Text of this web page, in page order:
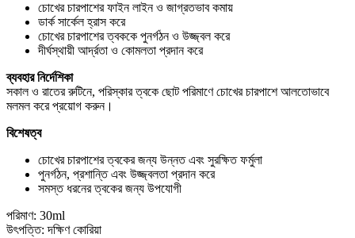
চোখের চারপাশের ফাইন লাইন ও জাগ্রতভাব কমায়
ডার্ক সার্কেল হ্রাস করে
চোখের চারপাশের ত্বককে পুনর্গঠন ও উজ্জ্বল করে
দীর্ঘস্থায়ী আর্দ্রতা ও কোমলতা প্রদান করে
ব্যবহার নির্দেশিকা
সকাল ও রাতের রুটিনে, পরিস্কার ত্বকে ছোট পরিমাণে চোখের চারপাশে আলতোভাবে
মলমল করে প্রয়োগ করুন।
বিশেষত্ব
চোখের চারপাশের ত্বকের জন্য উন্নত এবং সুরক্ষিত ফর্মুলা
পুনর্গঠন, প্রশান্তি এবং উজ্জ্বলতা প্রদান করে
সমস্ত ধরনের ত্বকের জন্য উপযোগী
পরিমাণ: 30ml
উৎপত্তি: দক্ষিণ কোরিয়া